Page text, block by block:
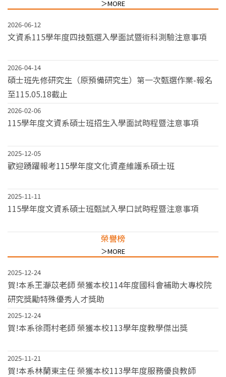
＞MORE
2026-06-12
文資系115學年度四技甄選入學面試暨術科測驗注意事項
2026-04-14
碩士班先修研究生（原預備研究生）第一次甄選作業-報名
至115.05.18截止
2026-02-06
115學年度文資系碩士班招生入學面試時程暨注意事項
2025-12-05
歡迎踴躍報考115學年度文化資產維護系碩士班
2025-11-11
115學年度文資系碩士班甄試入學口試時程暨注意事項
榮譽榜
＞MORE
2025-12-24
賀!本系王瀞苡老師 榮獲本校114年度國科會補助大專校院
研究獎勵特殊優秀人才獎助
2025-12-24
賀!本系徐雨村老師 榮獲本校113學年度教學傑出獎
2025-11-21
賀!本系林蘭東主任 榮獲本校113學年度服務優良教師